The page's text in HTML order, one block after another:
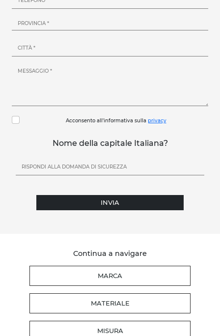
Acconsento all'informativa sulla privacy
Nome della capitale Italiana?
INVIA
Continua a navigare
MARCA
MATERIALE
MISURA